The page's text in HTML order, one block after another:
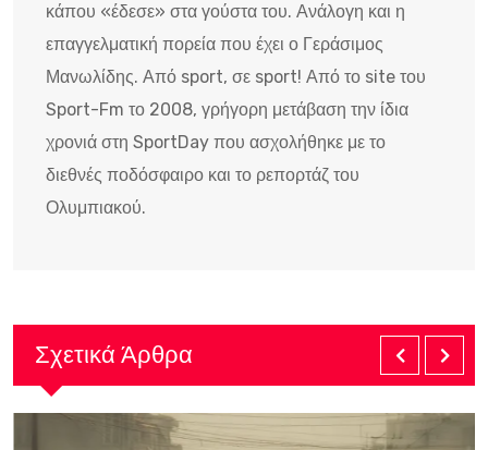
κάπου «έδεσε» στα γούστα του. Ανάλογη και η
επαγγελματική πορεία που έχει ο Γεράσιμος
Μανωλίδης. Από sport, σε sport! Από το site του
Sport-Fm το 2008, γρήγορη μετάβαση την ίδια
χρονιά στη SportDay που ασχολήθηκε με το
διεθνές ποδόσφαιρο και το ρεπορτάζ του
Ολυμπιακού.
Σχετικά Άρθρα